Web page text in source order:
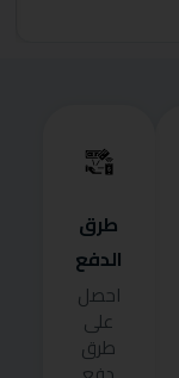
طرق
الدفع
احصل
على
طرق